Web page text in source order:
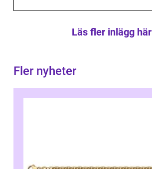
Läs fler inlägg här
Fler nyheter